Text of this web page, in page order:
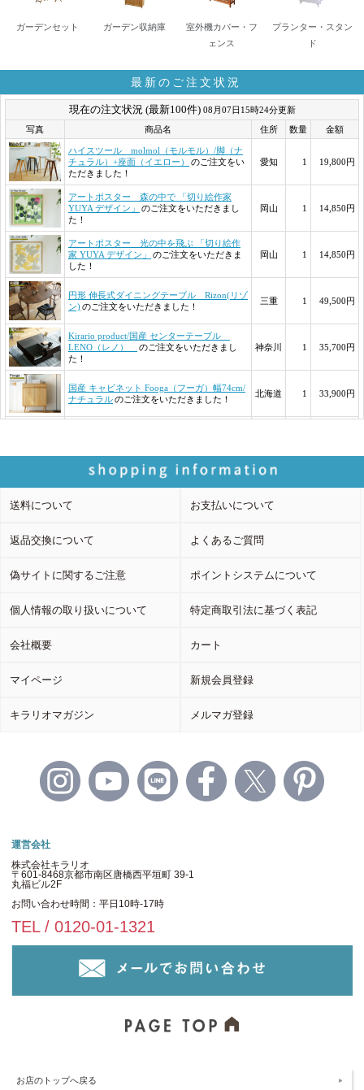
ガーデンセット ガーデン収納庫
室外機カバー・フ
ェンス
プランター・スタン
ド
最新のご注文状況
送料について お支払いについて
返品交換について よくあるご質問
偽サイトに関するご注意 ポイントシステムについて
個人情報の取り扱いについて 特定商取引法に基づく表記
会社概要 カート
マイページ 新規会員登録
キラリオマガジン メルマガ登録
運営会社
株式会社キラリオ
〒601-8468京都市南区唐橋西平垣町 39-1
丸福ビル2F
お問い合わせ時間：平日10時-17時
TEL / 0120-01-1321
お店のトップへ戻る